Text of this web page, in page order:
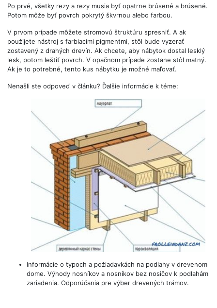
Po prvé, všetky rezy a rezy musia byť opatrne brúsené a brúsené.
Potom môže byť povrch pokrytý škvrnou alebo farbou.
V prvom prípade môžete stromovú štruktúru spresniť. A ak
použijete nástroj s farbiacimi pigmentmi, stôl bude vyzerať
zostavený z drahých drevín. Ak chcete, aby nábytok dostal lesklý
lesk, potom leštiť povrch. V opačnom prípade zostane stôl matný.
Ak je to potrebné, tento kus nábytku je možné maľovať.
Nenašli ste odpoveď v článku? Ďalšie informácie k téme:
Informácie o typoch a požiadavkách na podlahy v drevenom
dome. Výhody nosníkov a nosníkov bez nosičov k podlahám
zariadenia. Odporúčania pre výber drevených trámov.